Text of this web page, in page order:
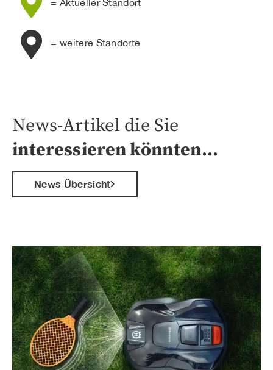
= Aktueller Standort
= weitere Standorte
News-Artikel die Sie
interessieren könnten…
News Übersicht